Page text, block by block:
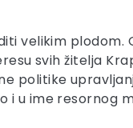
velikim
svih žitelja
politike
i u ime resornog